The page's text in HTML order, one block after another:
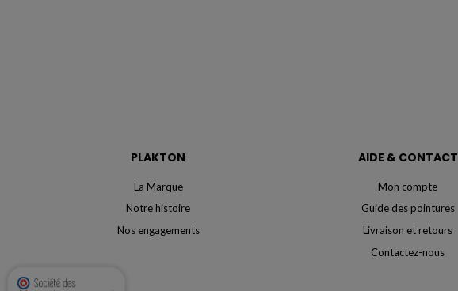
PLAKTON
La Marque
Notre histoire
Nos engagements
AIDE & CONTACT
Mon compte
Guide des pointures
Livraison et retours
Contactez-nous